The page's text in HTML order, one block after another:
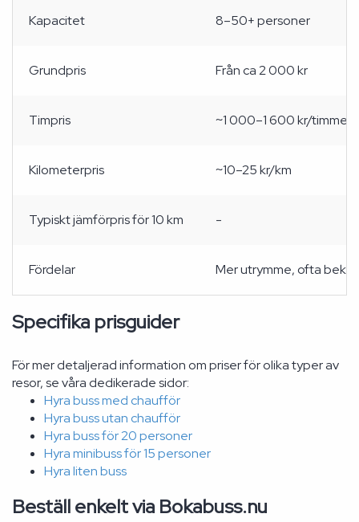
Kapacitet 8–50+ personer
Grundpris Från ca 2 000 kr
Timpris ~1 000–1 600 kr/timme
Kilometerpris ~10–25 kr/km
Typiskt jämförpris för 10 km -
Fördelar Mer utrymme, ofta
Specifika prisguider
För mer detaljerad information om priser för olika typer av
resor, se våra dedikerade sidor:
Hyra buss med chaufför
Hyra buss utan chaufför
Hyra buss för 20 personer
Hyra minibuss för 15 personer
Hyra liten buss
Beställ enkelt via Bokabuss.nu